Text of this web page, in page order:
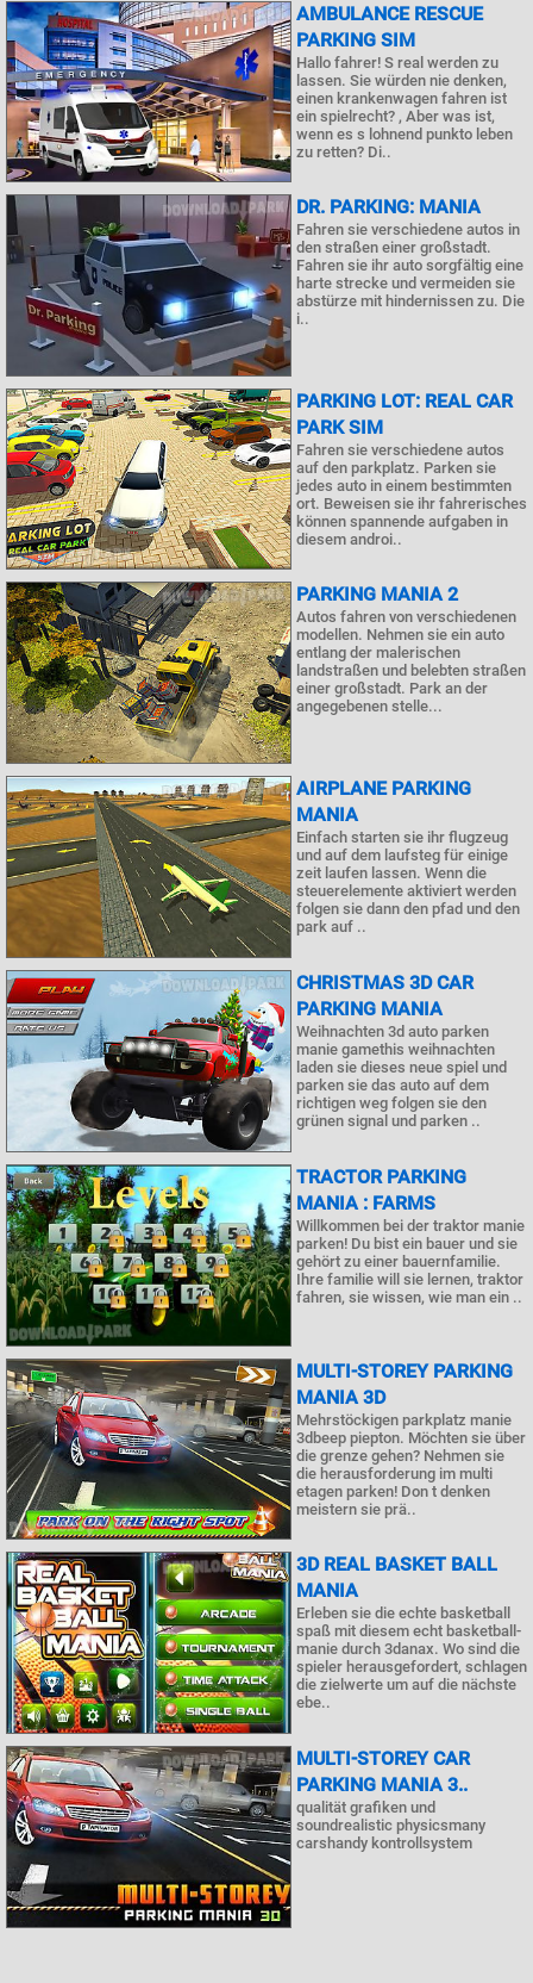
AMBULANCE RESCUE
PARKING SIM
Hallo fahrer! S real werden zu
lassen. Sie würden nie denken,
einen krankenwagen fahren ist
ein spielrecht? , Aber was ist,
wenn es s lohnend punkto leben
zu retten? Di..
DR. PARKING: MANIA
Fahren sie verschiedene autos in
den straßen einer großstadt.
Fahren sie ihr auto sorgfältig eine
harte strecke und vermeiden sie
abstürze mit hindernissen zu. Die
i..
PARKING LOT: REAL CAR
PARK SIM
Fahren sie verschiedene autos
auf den parkplatz. Parken sie
jedes auto in einem bestimmten
ort. Beweisen sie ihr fahrerisches
können spannende aufgaben in
diesem androi..
PARKING MANIA 2
Autos fahren von verschiedenen
modellen. Nehmen sie ein auto
entlang der malerischen
landstraßen und belebten straßen
einer großstadt. Park an der
angegebenen stelle...
AIRPLANE PARKING
MANIA
Einfach starten sie ihr flugzeug
und auf dem laufsteg für einige
zeit laufen lassen. Wenn die
steuerelemente aktiviert werden
folgen sie dann den pfad und den
park auf ..
CHRISTMAS 3D CAR
PARKING MANIA
Weihnachten 3d auto parken
manie gamethis weihnachten
laden sie dieses neue spiel und
parken sie das auto auf dem
richtigen weg folgen sie den
grünen signal und parken ..
TRACTOR PARKING
MANIA : FARMS
Willkommen bei der traktor manie
parken! Du bist ein bauer und sie
gehört zu einer bauernfamilie.
Ihre familie will sie lernen, traktor
fahren, sie wissen, wie man ein ..
MULTI-STOREY PARKING
MANIA 3D
Mehrstöckigen parkplatz manie
3dbeep piepton. Möchten sie über
die grenze gehen? Nehmen sie
die herausforderung im multi
etagen parken! Don t denken
meistern sie prä..
3D REAL BASKET BALL
MANIA
Erleben sie die echte basketball
spaß mit diesem echt basketball-
manie durch 3danax. Wo sind die
spieler herausgefordert, schlagen
die zielwerte um auf die nächste
ebe..
MULTI-STOREY CAR
PARKING MANIA 3..
qualität grafiken und
soundrealistic physicsmany
carshandy kontrollsystem